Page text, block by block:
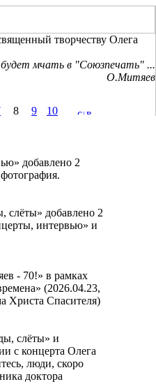
творчеству Олега
мчать в "Союзпечать" ...
О.Митяев
8 9 10
добавлено 2
слёты» добавлено 2
интервью» и
- 70!» в рамках
(2026.04.23,
Христа Спасителя)
слёты» и
с концерта Олега
люди, скоро
доктора